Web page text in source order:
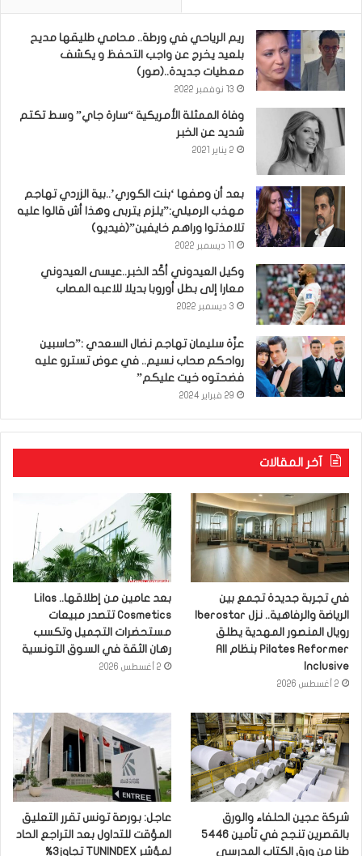
ريم الرياحي في ورطة.. محامي طليقها مديح
بلعيد يخرج عن واجب التحفظ و يكشف
معطيات جديدة..(صور)
13 نوفمبر 2022
وفاة الممثلة الأمريكية “سارة جاي” وسط تكتم
شديد عن الخبر
2 يناير 2021
بعد أن وصفها ‘بنت الكوري’..بية الزردي تهاجم
مهذب الرميلي:”يلزم يتربى وهذا أش قالوا عليه
تلامذتوا وراهم خايفين”(فيديو)
وكيل العيدوني أكّد الخبر..عيسى العيدوني
معارا إلى بطل أوروبا بديلا للاعبه المصاب
3 ديسمبر 2022
عزّة سليمان تهاجم نضال السعدي :”حاسبين
رواحكم صحاب نسيم.. في عوض تسترو عليه
فضحتوه خيت عليكم”
29 فبراير 2024
آخر المقالات
في تجربة جديدة تجمع بين
رويال المنصور المهدية يطلق
Pilates Reformer بنظام All
Inclusive
2 أغسطس 2026
بعد عامين من إطلاقها.. Lilas
Cosmetics تتصدر مبيعات
مستحضرات التجميل وتكسب
رهان الثقة في السوق التونسية
2 أغسطس 2026
شركة عجين الحلفاء والورق
بالقصرين تنجح في تأمين 5446
طنا من ورق الكتاب المدرسي
عاجل: بورصة تونس تقرر التعليق
المؤقت للتداول بعد التراجع الحاد
لمؤشر TUNINDEX تجاوز3%